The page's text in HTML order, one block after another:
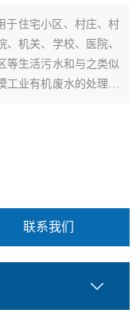
于住宅小区、村庄、村
机关、学校、医院、
等生活污水和与之类似
业有机废水的处理和
联系我们